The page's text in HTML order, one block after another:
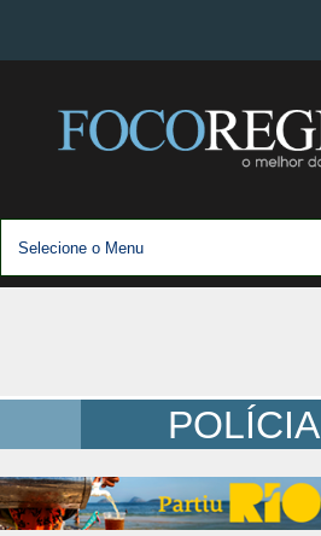
POLÍCIA